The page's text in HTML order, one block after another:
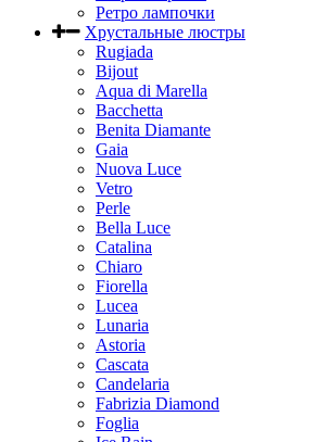
Ретро лампочки
Хрустальные люстры
Rugiada
Bijout
Aqua di Marella
Bacchetta
Benita Diamante
Gaia
Nuova Luce
Vetro
Perle
Bella Luce
Сatalina
Chiaro
Fiorella
Lucea
Lunaria
Astoria
Cascata
Candelaria
Fabrizia Diamond
Foglia